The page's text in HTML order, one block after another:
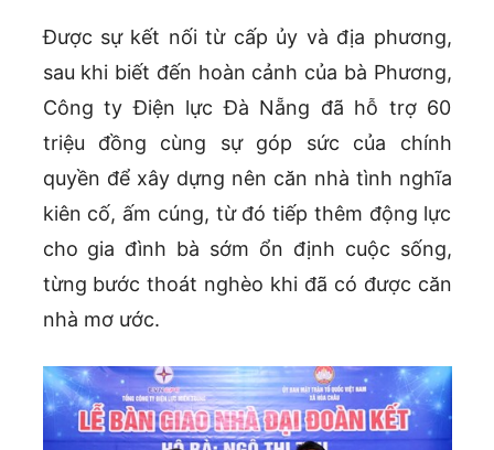
Được sự kết nối từ cấp ủy và địa phương,
sau khi biết đến hoàn cảnh của bà Phương,
Công ty Điện lực Đà Nẵng đã hỗ trợ 60
triệu đồng cùng sự góp sức của chính
quyền để xây dựng nên căn nhà tình nghĩa
kiên cố, ấm cúng, từ đó tiếp thêm động lực
cho gia đình bà sớm ổn định cuộc sống,
từng bước thoát nghèo khi đã có được căn
nhà mơ ước.